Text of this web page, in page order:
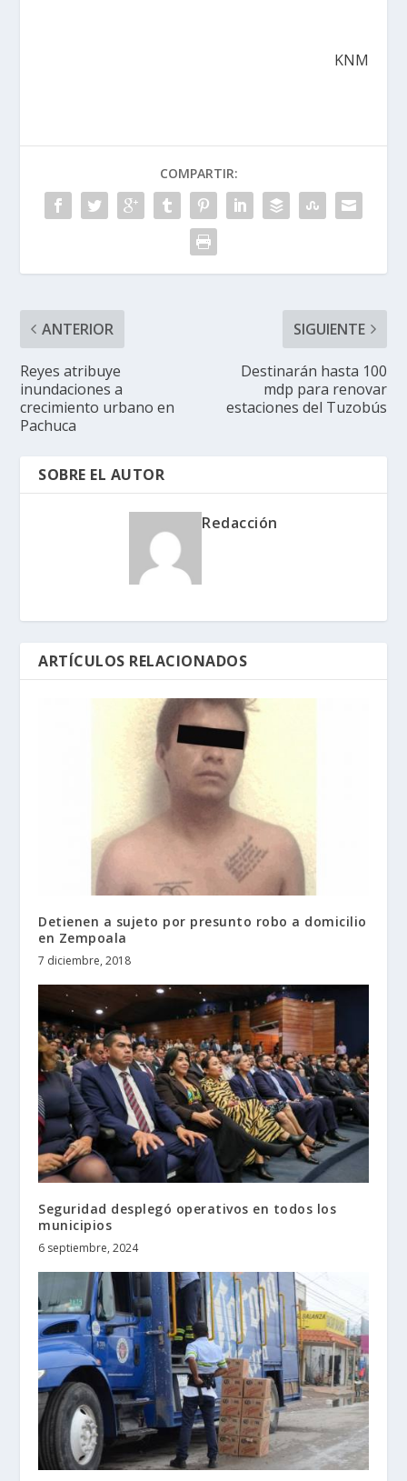
KNM
COMPARTIR:
ANTERIOR
Reyes atribuye
inundaciones a
crecimiento urbano en
Pachuca
SIGUIENTE
Destinarán hasta 100
mdp para renovar
estaciones del Tuzobús
SOBRE EL AUTOR
Redacción
ARTÍCULOS RELACIONADOS
Detienen a sujeto por presunto robo a domicilio
en Zempoala
7 diciembre, 2018
Seguridad desplegó operativos en todos los
municipios
6 septiembre, 2024